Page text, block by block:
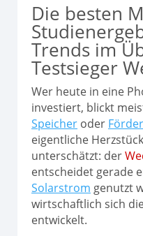
Die besten
Trends im
Testsieger
Wer heute in eine
investiert, blickt
Speicher oder
eigentliche
unterschätzt: der
entscheidet gerade
Solarstrom genutzt
wirtschaftlich sich
entwickelt.